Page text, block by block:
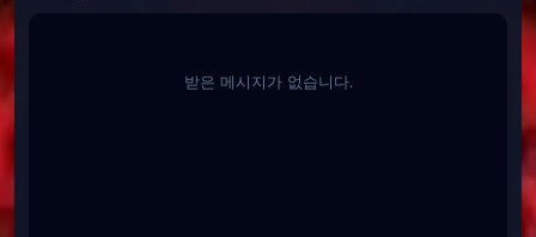
받은 메시지가 없습니다.